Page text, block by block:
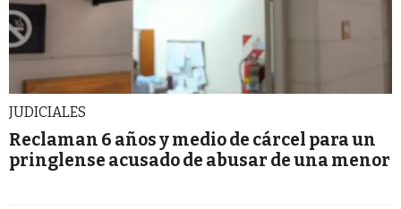
JUDICIALES
Reclaman 6 años y medio de cárcel para un
pringlense acusado de abusar de una menor